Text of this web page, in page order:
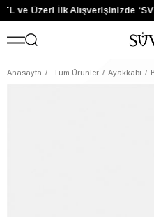
ve Üzeri İlk Alışverişinizde
Anasayfa Tüm Ürünler Ayakkabı